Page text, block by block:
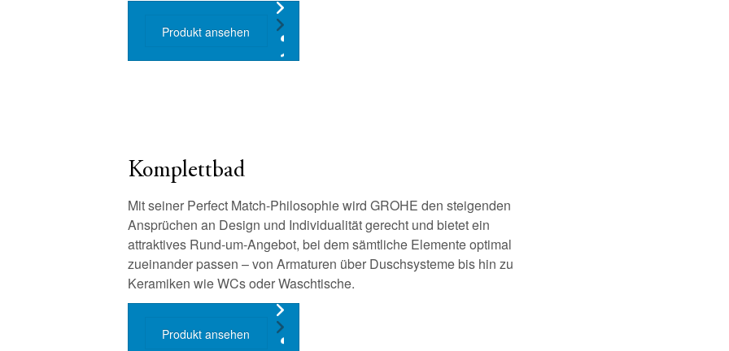
Produkt ansehen
Komplettbad
Mit seiner Perfect Match-Philosophie wird GROHE den steigenden
Ansprüchen an Design und Individualität gerecht und bietet ein
attraktives Rund-um-Angebot, bei dem sämtliche Elemente optimal
zueinander passen – von Armaturen über Duschsysteme bis hin zu
Keramiken wie WCs oder Waschtische.
Produkt ansehen